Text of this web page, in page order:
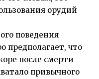
орудий
поведения
предполагает, что
после смерти
привычного